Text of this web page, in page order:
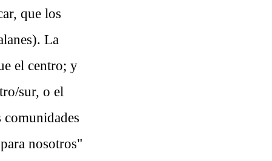
que los
La
el centro; y
sur, o el
comunidades
nosotros"